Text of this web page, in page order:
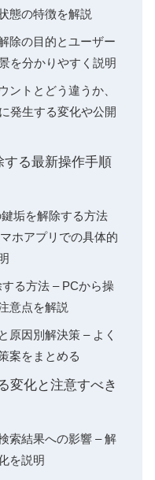
態の特徴を解説
除の目的とユーザー
を分かりやすく説明
ントとどう違うか、
発生する変化や公開
する最新操作手順
垢を解除する方法
ホアプリでの具体的
る方法 – PCから操
意点を解説
原因別解決策 – よく
案をまとめる
変化と注意すべき
索結果への影響 – 解
を説明